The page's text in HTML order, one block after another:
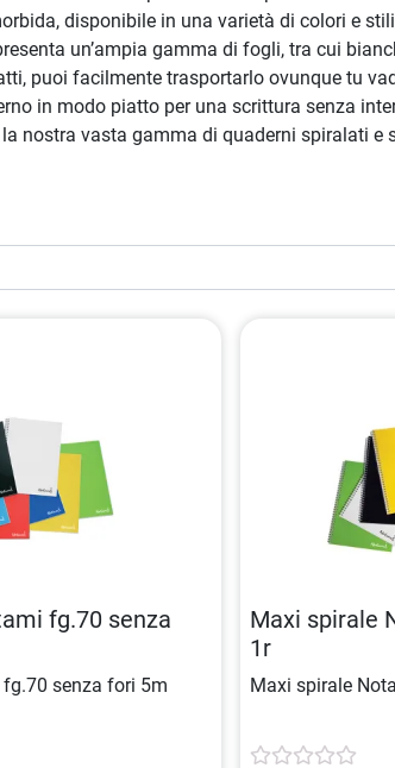
disponibile in una varietà di colori e
un’ampia gamma di fogli, tra cui
puoi facilmente trasportarlo ovunque tu
in modo piatto per una scrittura senza
nostra vasta gamma di quaderni spiralati
fg.70 senza
senza fori 5m
Maxi spirale
1r
Maxi spirale